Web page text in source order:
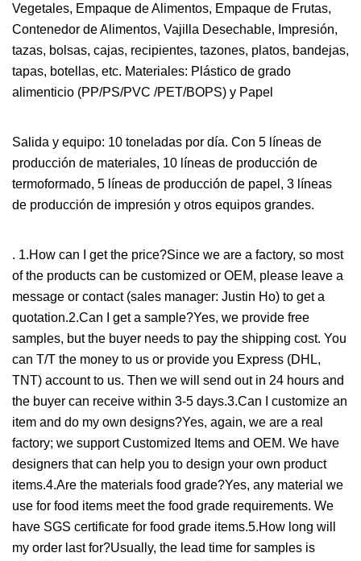
Vegetales, Empaque de Alimentos, Empaque de Frutas,
Contenedor de Alimentos, Vajilla Desechable, Impresión,
tazas, bolsas, cajas, recipientes, tazones, platos, bandejas,
tapas, botellas, etc. Materiales: Plástico de grado
alimenticio (PP/PS/PVC /PET/BOPS) y Papel
Salida y equipo: 10 toneladas por día. Con 5 líneas de
producción de materiales, 10 líneas de producción de
termoformado, 5 líneas de producción de papel, 3 líneas
de producción de impresión y otros equipos grandes.
. 1.How can I get the price?Since we are a factory, so most
of the products can be customized or OEM, please leave a
message or contact (sales manager: Justin Ho) to get a
quotation.2.Can I get a sample?Yes, we provide free
samples, but the buyer needs to pay the shipping cost. You
can T/T the money to us or provide you Express (DHL,
TNT) account to us. Then we will send out in 24 hours and
the buyer can receive within 3-5 days.3.Can I customize an
item and do my own designs?Yes, again, we are a real
factory; we support Customized Items and OEM. We have
designers that can help you to design your own product
items.4.Are the materials food grade?Yes, any material we
use for food items meet the food grade requirements. We
have SGS certificate for food grade items.5.How long will
my order last for?Usually, the lead time for samples is